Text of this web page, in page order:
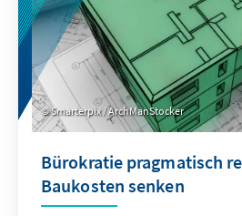
Smarterpix / ArchManStocker
Bürokratie pragmatisch
Baukosten senken